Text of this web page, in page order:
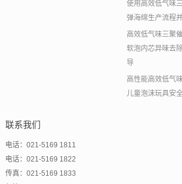
使用高效低气味
弹海绵生产流程
高效低气味三聚
软泡内芯异味去
导
高性能高效低气
儿童泡沫玩具安
联系我们
电话：021-5169 1811
电话：021-5169 1822
传真：021-5169 1833